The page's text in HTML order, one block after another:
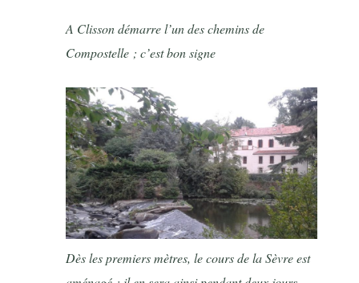
A Clisson démarre l’un des chemins de
Compostelle ; c’est bon signe
Dès les premiers mètres, le cours de la Sèvre est